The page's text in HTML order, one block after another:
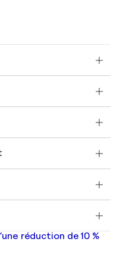
réduction de 10 %